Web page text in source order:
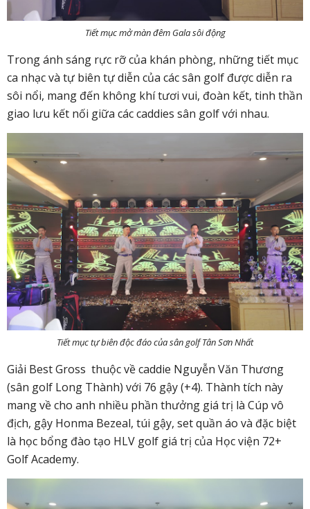
Tiết mục mở màn đêm Gala sôi động
Trong ánh sáng rực rỡ của khán phòng, những tiết mục
ca nhạc và tự biên tự diễn của các sân golf được diễn ra
sôi nổi, mang đến không khí tươi vui, đoàn kết, tinh thần
giao lưu kết nối giữa các caddies sân golf với nhau.
Tiết mục tự biên độc đáo của sân golf Tân Sơn Nhất
Giải Best Gross thuộc về caddie Nguyễn Văn Thương
(sân golf Long Thành) với 76 gậy (+4). Thành tích này
mang về cho anh nhiều phần thưởng giá trị là Cúp vô
địch, gậy Honma Bezeal, túi gậy, set quần áo và đặc biệt
là học bổng đào tạo HLV golf giá trị của Học viện 72+
Golf Academy.